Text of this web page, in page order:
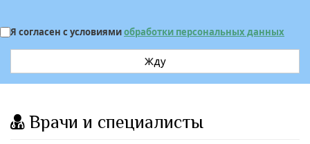
Я согласен с условиямиобработки персональных данных
Жду
Врачи и специалисты